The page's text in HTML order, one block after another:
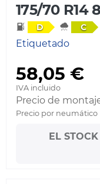
175/70 R14
D C
Etiquetado
58,05 €
IVA incluido
Precio de
Precio por neumático
EL